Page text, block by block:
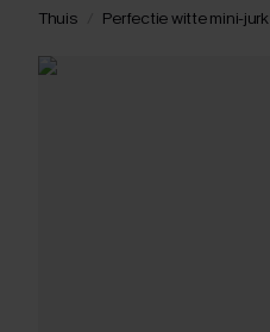
Thuis Perfectie witte mini-jurk